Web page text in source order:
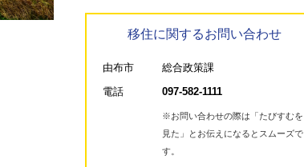
移住に関するお問い合わせ
由布市
総合政策課
電話
097-582-1111
※お問い合わせの際は「たびすむを
見た」とお伝えになるとスムーズで
す。